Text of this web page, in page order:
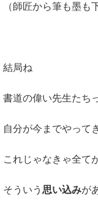
（師匠から筆も墨も
結局ね
書道の偉い先生たち
自分が今までやって
これじゃなきゃ全て
そういう 思い込みが